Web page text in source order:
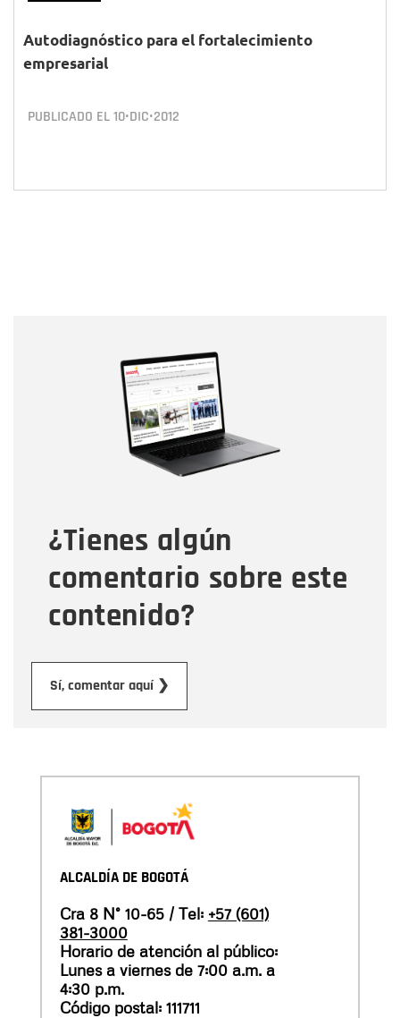
Autodiagnóstico para el fortalecimiento
empresarial
PUBLICADO EL10•DIC•2012
¿Tienes algún
comentario sobre este
contenido?
Sí, comentar aquí ❯
Correo electrónico
Tipo de comentario
Mensaje
ALCALDÍA DE BOGOTÁ
Cra 8 N° 10-65 / Tel: +57 (601)
381-3000
Horario de atención al público:
Lunes a viernes de 7:00 a.m. a
4:30 p.m.
Código postal: 111711